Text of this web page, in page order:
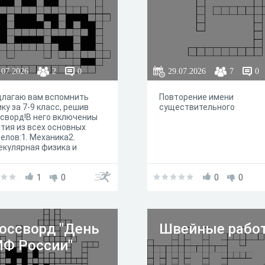
2 0
вам вспомнить
за 7-9 класс, решив
него включениы
из всех основных
Механика2.
физика и
физика.Если вы
(в том числе
электронных
- поздравляю
в физических понятиях вы
Однако
выводы о том, что вы
1 0
29.07.2026 7 0
Повторение имени
существительного
0 0
"День
России"
Швейные